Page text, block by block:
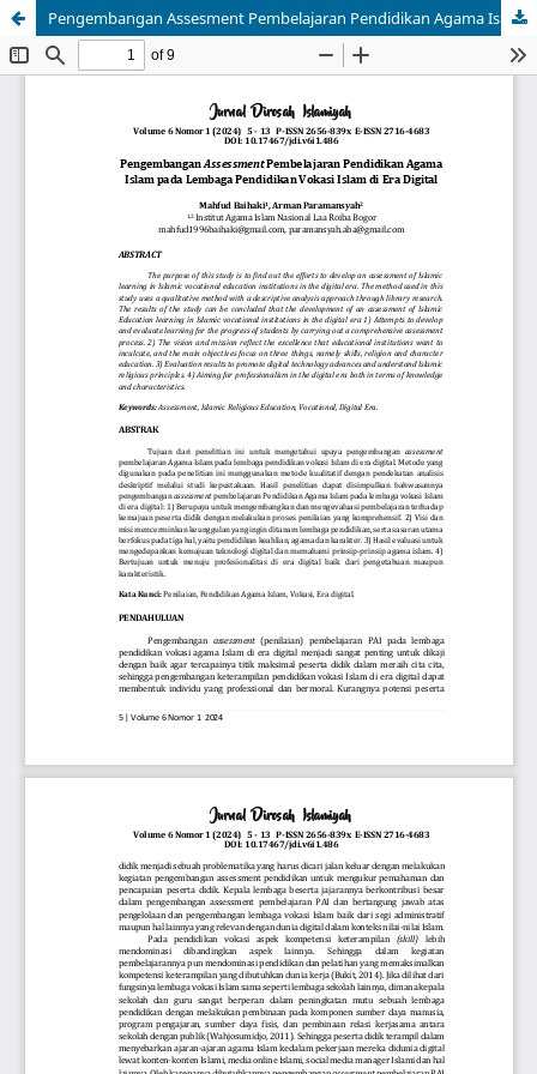
Pengembangan Assesment Pembelajaran Pendidikan Agama Islam pada Lembaga Pendidikan Vokasi Islam di Era Digital